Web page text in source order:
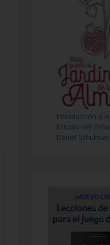
Introducción a la
Estudio del
Daniel Schulman